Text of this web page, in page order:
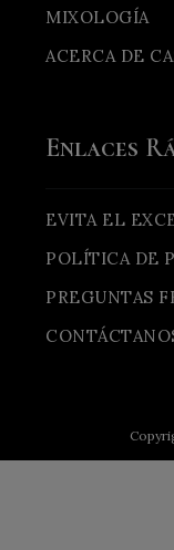
MIXOLOGÍA
ACERCA DE
Enlaces
EVITA EL
POLÍTICA DE
PREGUNTAS